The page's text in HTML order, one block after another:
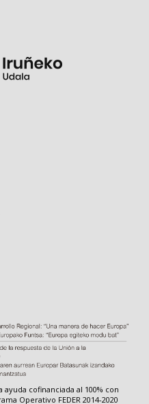
cofinanciada al 100% con
Operativo FEDER 2014-2020